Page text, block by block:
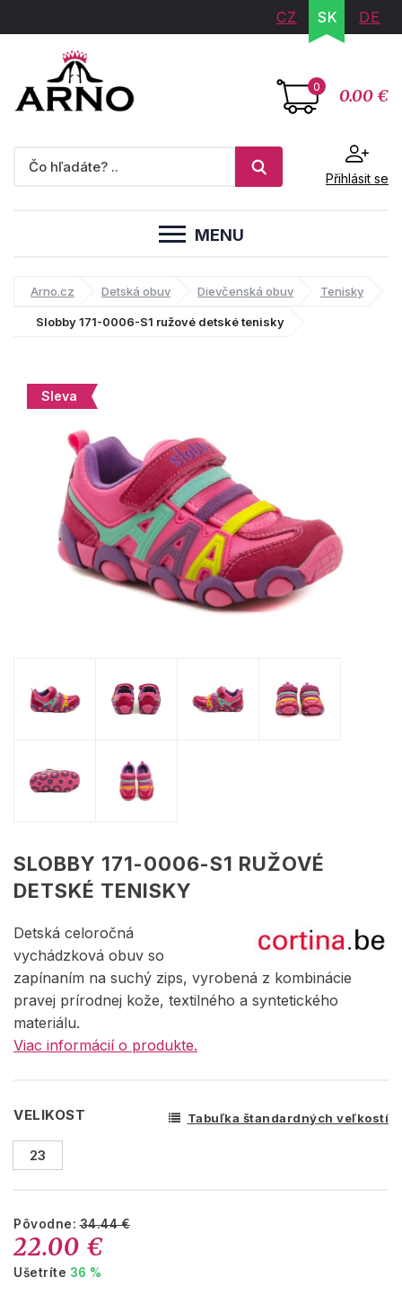
CZ SK DE
0 0.00 €
Přihlásit se
MENU
Arno.cz Detská obuv Dievčenská obuv Tenisky
Slobby 171-0006-S1 ružové detské tenisky
Sleva
SLOBBY 171-0006-S1 RUŽOVÉ
DETSKÉ TENISKY
Detská celoročná
vychádzková obuv so
zapínaním na suchý zips, vyrobená z kombinácie
pravej prírodnej kože, textilného a syntetického
materiálu.
Viac informácií o produkte.
VELIKOST Tabuľka štandardných veľkostí
23
Pôvodne:34.44 €
22.00 €
Ušetríte 36 %